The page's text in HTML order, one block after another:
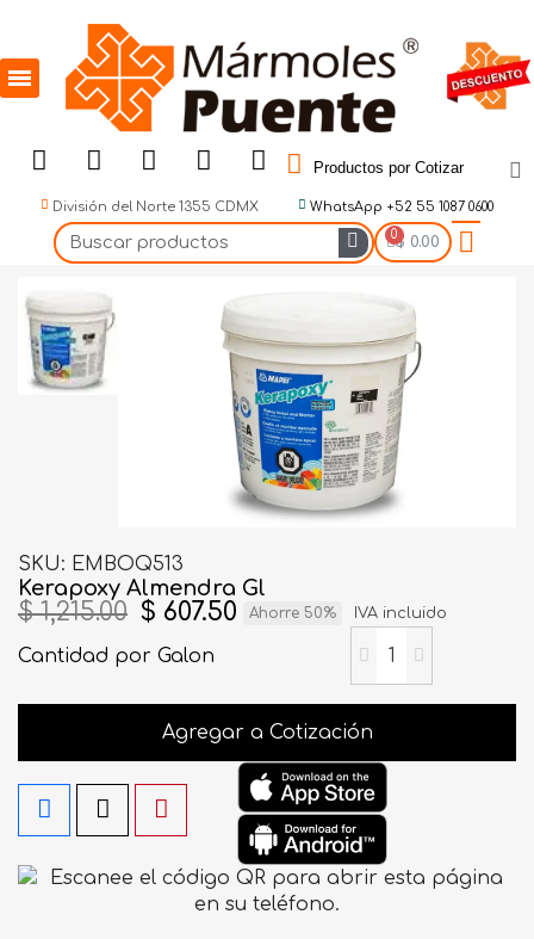
Productos por Cotizar
División del Norte 1355 CDMX WhatsApp +52 55 1087 0600
$ 0.00
SKU EMBOQ513
Kerapoxy Almendra Gl
$ 1,215.00 $ 607.50 Ahorre 50% IVA incluido
Cantidad por Galon
Agregar a Cotización